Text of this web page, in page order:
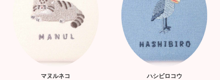
マヌルネコ ハシビロコウ